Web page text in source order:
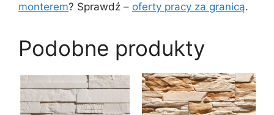
monterem? Sprawdź – oferty pracy za granicą.
Podobne produkty